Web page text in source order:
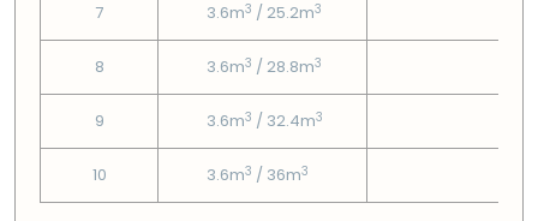
7 3.6m3 / 25.2m3
8 3.6m3 / 28.8m3
9 3.6m3 / 32.4m3
10 3.6m3 / 36m3